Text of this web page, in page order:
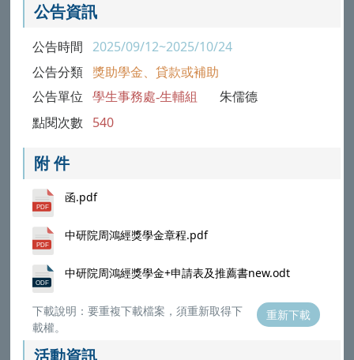
公告資訊
公告時間 2025/09/12~2025/10/24
公告分類 獎助學金、貸款或補助
公告單位 學生事務處-生輔組 朱儒德
點閱次數 540
附 件
函.pdf
中研院周鴻經獎學金章程.pdf
中研院周鴻經獎學金+申請表及推薦書new.odt
下載說明：要重複下載檔案，須重新取得下
載權。
重新下載